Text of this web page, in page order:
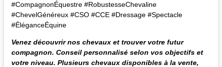
#CompagnonÉquestre #RobustesseChevaline
#ChevelGénéreux #CSO #CCE #Dressage #Spectacle
#ÉléganceÉquine
Venez découvrir nos chevaux et trouver votre futur
compagnon. Conseil personnalisé selon vos objectifs et
votre niveau. Plusieurs chevaux disponibles à la vente,